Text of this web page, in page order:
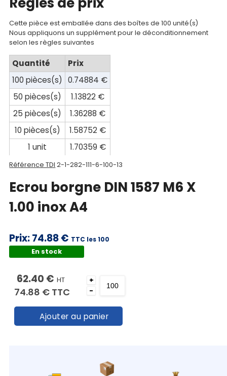
Mon
compte
Mon
panier
Contact
Cette pièce est emballée dans des boîtes de 100 unité(s)
Nous appliquons un supplément pour le déconditionnement
selon les règles suivantes
Quantité
Prix
100 pièces(s)
0.74884 €
50 pièces(s)
1.13822 €
25 pièces(s)
1.36288 €
10 pièces(s)
1.58752 €
1 unit
1.70359 €
Référence TDI 2-1-282-111-6-100-13
Ecrou borgne DIN 1587 M6 X
1.00 inox A4
Prix:74.88 € TTC les 100
En stock
62.40 € HT
74.88 € TTC
+
-
Ajouter au panier